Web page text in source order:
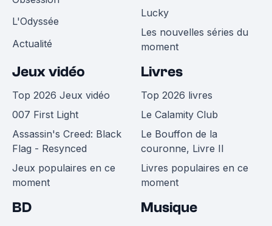
L'Odyssée
Actualité
Lucky
Les nouvelles séries du
moment
Jeux vidéo
Top 2026 Jeux vidéo
007 First Light
Assassin's Creed: Black
Flag - Resynced
Jeux populaires en ce
moment
Livres
Top 2026 livres
Le Calamity Club
Le Bouffon de la
couronne, Livre II
Livres populaires en ce
moment
BD Musique